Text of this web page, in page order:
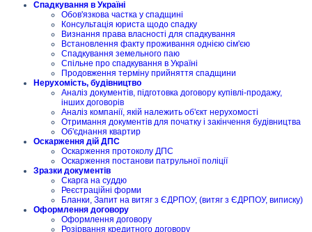
Спадкування в Україні
Обов'язкова частка у спадщині
Консультація юриста щодо спадку
Визнання права власності для спадкування
Встановлення факту проживання однією сім'єю
Спадкування земельного паю
Спільне про спадкування в Україні
Продовження терміну прийняття спадщини
Нерухомість, будівництво
Аналіз документів, підготовка договору купівлі-продажу,
інших договорів
Аналіз компанії, якій належить об'єкт нерухомості
Отримання документів для початку і закінчення будівництва
Об'єднання квартир
Оскарження дій ДПС
Оскарження протоколу ДПС
Оскарження постанови патрульної поліції
Зразки документів
Скарга на суддю
Реєстраційні форми
Бланки, Запит на витяг з ЄДРПОУ, (витяг з ЄДРПОУ, виписку)
Оформлення договору
Оформлення договору
Розірвання кредитного договору